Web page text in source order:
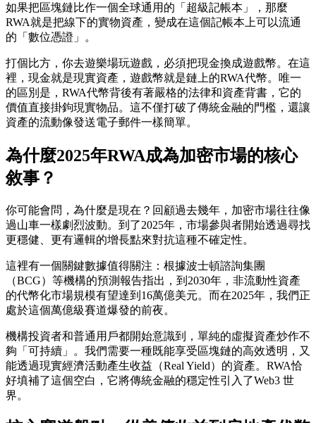
如果把區塊鏈比作一個全球通用的「超級記帳本」，那麼
RWA就是把線下的實物資產，變成在這個記帳本上可以流通
的「數位憑證」。
打個比方，你去遊樂場玩遊戲，必須把現金換成遊戲幣。在這
裡，現金就是現實資產，遊戲幣就是鏈上的RWA代幣。唯一
的區別是，RWA代幣背後有著嚴格的法律和資產背書，它的
價值直接掛鉤現實物品。這不僅打破了傳統金融的門檻，還讓
資產的流動像發送電子郵件一樣簡單。
為什麼2025年RWA成為加密市場的核心
敘事？
你可能會問，為什麼是現在？回顧過去幾年，加密市場往往像
過山車一樣劇烈波動。到了2025年，市場參與者開始透過尋找
更穩健、更有邏輯的增長點來對抗這種不確定性。
這裡有一個關鍵數據值得關注：根據波士頓諮詢集團
（BCG）等機構的預測報告指出，到2030年，非流動性資產
的代幣化市場規模有望達到16萬億美元。而在2025年，我們正
處於這個萬億級賽道爆發的前夜。
機構投資者和普通用戶都開始意識到，單純的虛擬資產炒作不
夠「 可持續 」。我們需要一種既能享受區塊鏈的高效透明，又
能透過現實經濟活動產生收益（Real Yield）的資產。RWA恰
好填補了這個空白，它將傳統金融的穩定性引入了Web3 世
界。